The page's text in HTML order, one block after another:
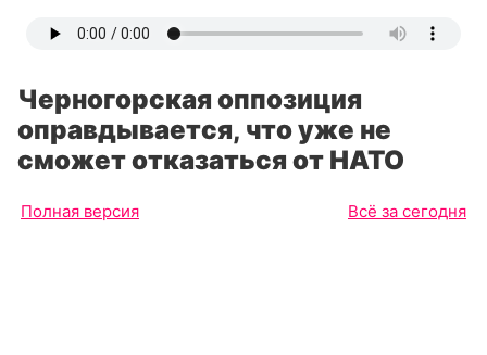
Черногорская оппозиция
оправдывается, что уже не
сможет отказаться от НАТО
Полная версия Всё за сегодня